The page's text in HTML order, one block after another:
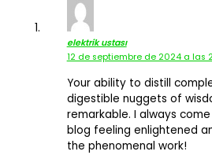
elektrik ustası
12 de septiembre de 2024 a las
Your ability to distill
digestible nuggets of
remarkable. I always
blog feeling enlightened
the phenomenal work!